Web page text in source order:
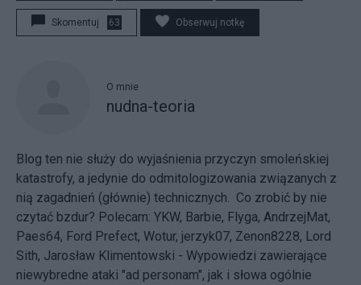
Skomentuj 63 Obserwuj notkę
O mnie
nudna-teoria
Blog ten nie służy do wyjaśnienia przyczyn smoleńskiej
katastrofy, a jedynie do odmitologizowania związanych z
nią zagadnień (głównie) technicznych. Co zrobić by nie
czytać bzdur? Polecam: YKW, Barbie, Flyga, AndrzejMat,
Paes64, Ford Prefect, Wotur, jerzyk07, Zenon8228, Lord
Sith, Jarosław Klimentowski - Wypowiedzi zawierające
niewybredne ataki "ad personam", jak i słowa ogólnie